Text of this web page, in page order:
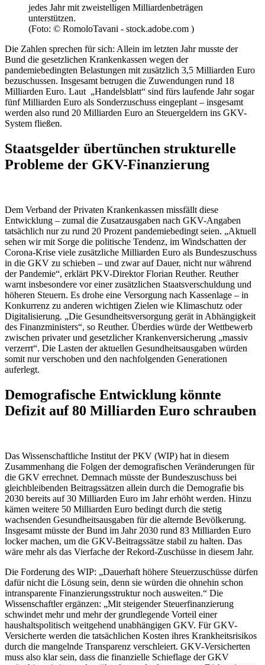
jedes Jahr mit zweistelligen Milliardenbeträgen
unterstützen.
(Foto: © RomoloTavani - stock.adobe.com )
Die Zahlen sprechen für sich: Allein im letzten Jahr musste der
Bund die gesetzlichen Krankenkassen wegen der
pandemiebedingten Belastungen mit zusätzlich 3,5 Milliarden Euro
bezuschussen. Insgesamt betrugen die Zuwendungen rund 18
Milliarden Euro. Laut „Handelsblatt“ sind fürs laufende Jahr sogar
fünf Milliarden Euro als Sonderzuschuss eingeplant – insgesamt
werden also rund 20 Milliarden Euro an Steuergeldern ins GKV-
System fließen.
Staatsgelder übertünchen strukturelle
Probleme der GKV-Finanzierung
Dem Verband der Privaten Krankenkassen missfällt diese
Entwicklung – zumal die Zusatzausgaben nach GKV-Angaben
tatsächlich nur zu rund 20 Prozent pandemiebedingt seien. „Aktuell
sehen wir mit Sorge die politische Tendenz, im Windschatten der
Corona-Krise viele zusätzliche Milliarden Euro als Bundeszuschuss
in die GKV zu schieben – und zwar auf Dauer, nicht nur während
der Pandemie“, erklärt PKV-Direktor Florian Reuther. Reuther
warnt insbesondere vor einer zusätzlichen Staatsverschuldung und
höheren Steuern. Es drohe eine Versorgung nach Kassenlage – in
Konkurrenz zu anderen wichtigen Zielen wie Klimaschutz oder
Digitalisierung. „Die Gesundheitsversorgung gerät in Abhängigkeit
des Finanzministers“, so Reuther. Überdies würde der Wettbewerb
zwischen privater und gesetzlicher Krankenversicherung „massiv
verzerrt“. Die Lasten der aktuellen Gesundheitsausgaben würden
somit nur verschoben und den nachfolgenden Generationen
auferlegt.
Demografische Entwicklung könnte
Defizit auf 80 Milliarden Euro schrauben
Das Wissenschaftliche Institut der PKV (WIP) hat in diesem
Zusammenhang die Folgen der demografischen Veränderungen für
die GKV errechnet. Demnach müsste der Bundeszuschuss bei
gleichbleibenden Beitragssätzen allein durch die Demografie bis
2030 bereits auf 30 Milliarden Euro im Jahr erhöht werden. Hinzu
kämen weitere 50 Milliarden Euro bedingt durch die stetig
wachsenden Gesundheitsausgaben für die alternde Bevölkerung.
Insgesamt müsste der Bund im Jahr 2030 rund 83 Milliarden Euro
locker machen, um die GKV-Beitragssätze stabil zu halten. Das
wäre mehr als das Vierfache der Rekord-Zuschüsse in diesem Jahr.
Die Forderung des WIP: „Dauerhaft höhere Steuerzuschüsse dürfen
dafür nicht die Lösung sein, denn sie würden die ohnehin schon
intransparente Finanzierungsstruktur noch ausweiten.“ Die
Wissenschaftler ergänzen: „Mit steigender Steuerfinanzierung
schwindet mehr und mehr der grundlegende Vorteil einer
haushaltspolitisch weitgehend unabhängigen GKV. Für GKV-
Versicherte werden die tatsächlichen Kosten ihres Krankheitsrisikos
durch die mangelnde Transparenz verschleiert. GKV-Versicherten
muss also klar sein, dass die finanzielle Schieflage der GKV